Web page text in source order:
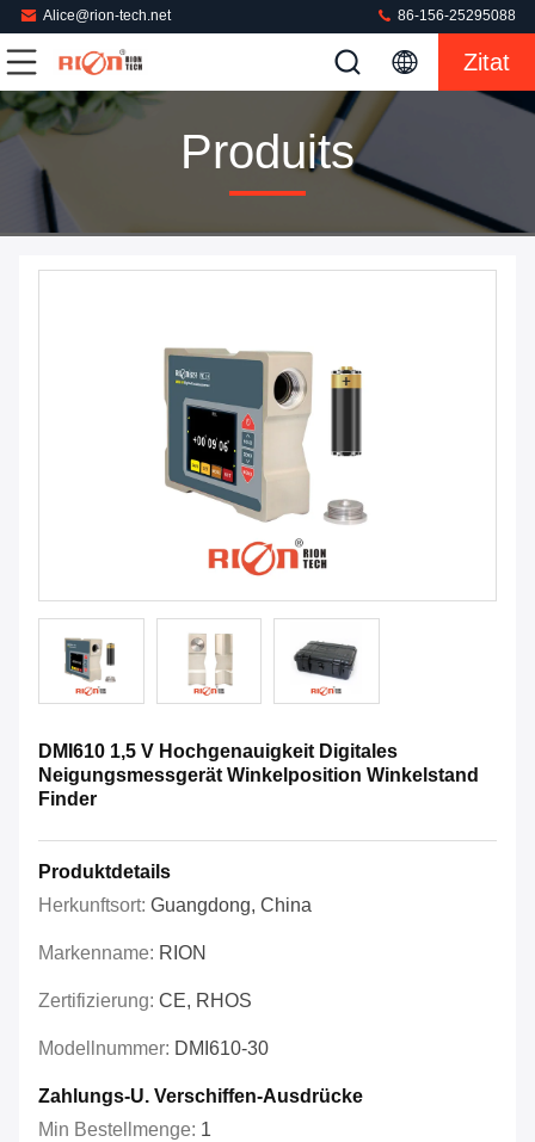
Alice@rion-tech.net 86-156-25295088
Zitat
Produits
DMI610 1,5 V Hochgenauigkeit Digitales
Neigungsmessgerät Winkelposition Winkelstand
Finder
Produktdetails
Herkunftsort: Guangdong, China
Markenname: RION
Zertifizierung: CE, RHOS
Modellnummer: DMI610-30
Zahlungs-U. Verschiffen-Ausdrücke
Min Bestellmenge: 1